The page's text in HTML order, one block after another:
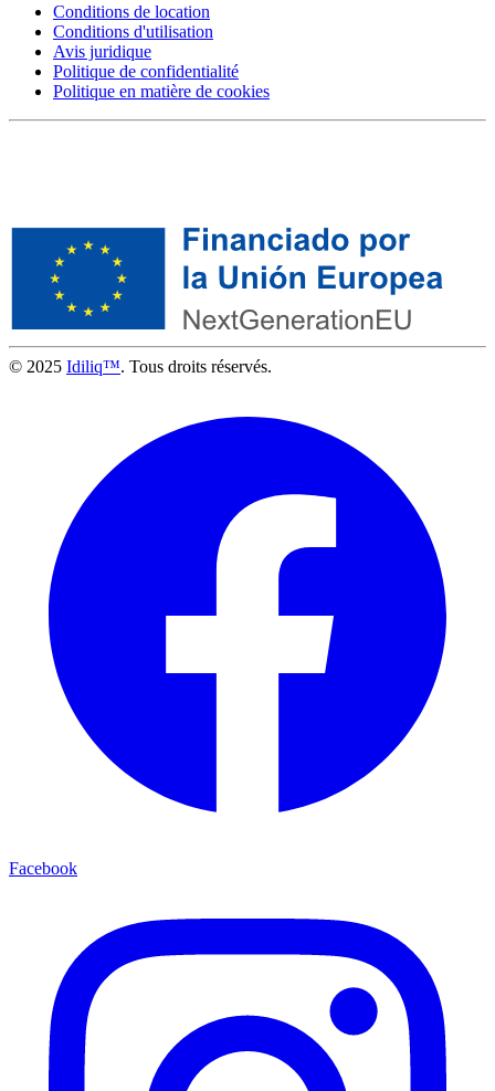
Conditions de location
Conditions d'utilisation
Avis juridique
Politique de confidentialité
Politique en matière de cookies
© 2025 Idiliq™. Tous droits réservés.
Facebook